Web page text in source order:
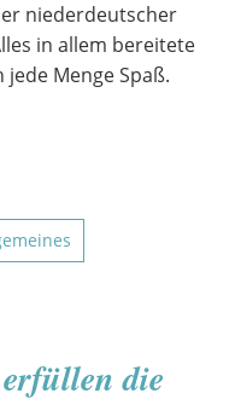
niederdeutscher
in allem bereitete
Menge Spaß.
die